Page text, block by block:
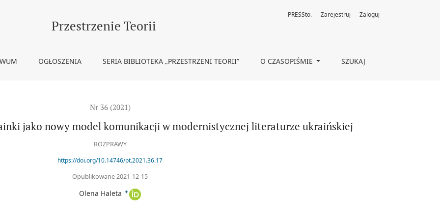
komunikacji w modernistycznej literaturze ukraińskiej
Przestrzenie Teorii
OGŁOSZENIA SERIA BIBLIOTEKA „PRZESTRZENI TEORII” O CZASOPIŚMIE SZUKAJ
PRESSto. Zarejestruj Zaloguj
Nr 36 (2021)
jako nowy model komunikacji w modernistycznej literaturze ukraińskiej
ROZPRAWY
https://doi.org/10.14746/pt.2021.36.17
Opublikowane 2021-12-15
Olena Haleta +